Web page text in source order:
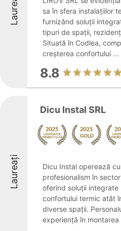
Laureați
sa în sfera instalațiilor
furnizând soluții
tipuri de spații,
Situată în Codlea,
creșterea confortului ...
8.8
Laureați
Dicu Instal SRL
Dicu Instal operează
profesionalism în
oferind soluții integrate
confortului termic atât
diverse spații.
experiență în montarea